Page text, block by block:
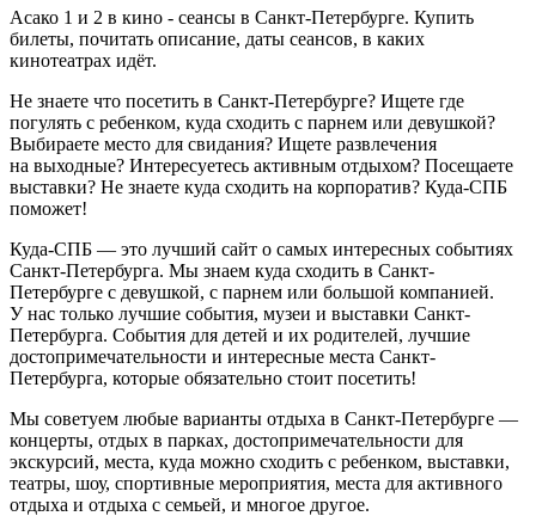
Асако 1 и 2 в кино - сеансы в Санкт-Петербурге. Купить
билеты, почитать описание, даты сеансов, в каких
кинотеатрах идёт.
Не знаете что посетить в Санкт-Петербурге? Ищете где
погулять с ребенком, куда сходить с парнем или девушкой?
Выбираете место для свидания? Ищете развлечения
на выходные? Интересуетесь активным отдыхом? Посещаете
выставки? Не знаете куда сходить на корпоратив? Куда-СПБ
поможет!
Куда-СПБ — это лучший сайт о самых интересных событиях
Санкт-Петербурга. Мы знаем куда сходить в Санкт-
Петербурге с девушкой, с парнем или большой компанией.
У нас только лучшие события, музеи и выставки Санкт-
Петербурга. События для детей и их родителей, лучшие
достопримечательности и интересные места Санкт-
Петербурга, которые обязательно стоит посетить!
Мы советуем любые варианты отдыха в Санкт-Петербурге —
концерты, отдых в парках, достопримечательности для
экскурсий, места, куда можно сходить с ребенком, выставки,
театры, шоу, спортивные мероприятия, места для активного
отдыха и отдыха с семьей, и многое другое.